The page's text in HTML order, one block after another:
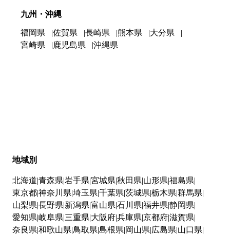
九州・沖縄
福岡県 佐賀県 長崎県 熊本県
大分県
宮崎県
鹿児島県 沖縄県
地域別
北海道 青森県 岩手県 宮城県 秋田県 山形県 福島県
東京都神奈川県 埼玉県 千葉県 茨城県 栃木県 群馬県
山梨県 長野県 新潟県 富山県 石川県 福井県 静岡県
愛知県 岐阜県 三重県 大阪府兵庫県 京都府滋賀県
奈良県 和歌山県 鳥取県 島根県 岡山県 広島県 山口県